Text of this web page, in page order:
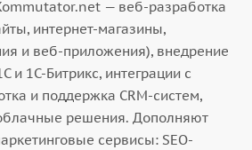
— веб-разработка
интернет-магазины,
и веб-приложения), внедрение
и 1С-Битрикс, интеграции с
и поддержка CRM-систем,
решения. Дополняют
сервисы: SEO-